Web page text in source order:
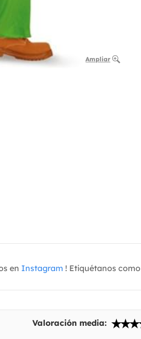
Ampliar
en Instagram ! Etiquétanos como
Valoración media: